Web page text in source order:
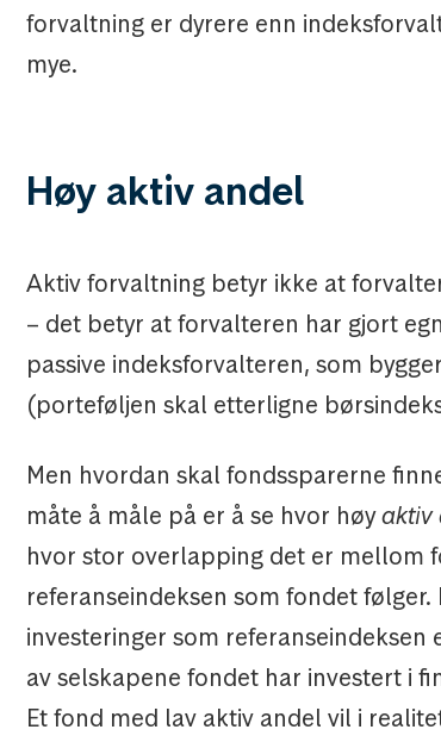
forvaltning er dyrere enn
mye.
Høy aktiv andel
Aktiv forvaltning betyr ikke at
– det betyr at forvalteren har gjort
passive indeksforvalteren, som
(porteføljen skal etterligne
Men hvordan skal fondssparerne
måte å måle på er å se hvor høyaktiv
hvor stor overlapping det er mellom
referanseindeksen som fondet
investeringer som referanseindeksen
av selskapene fondet har investert i
Et fond med lav aktiv andel vil i